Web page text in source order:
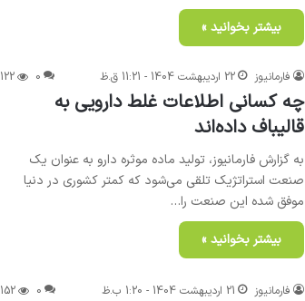
بیشتر بخوانید »
فارمانیوز 22 اردیبهشت 1404 - 11:21 ق.ظ 0
122
چه کسانی اطلاعات غلط دارویی به
قالیباف داده‌اند
به گزارش فارمانیوز، تولید ماده موثره دارو به عنوان یک
صنعت استراتژیک تلقی می‌شود که کمتر کشوری در دنیا
موفق شده این صنعت را…
بیشتر بخوانید »
فارمانیوز 21 اردیبهشت 1404 - 1:20 ب.ظ 0
152